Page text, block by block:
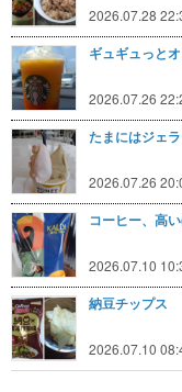
2026.07.28
ギュギュっと
2026.07.26
たまにはジェ
2026.07.26
コーヒー、高
2026.07.10
納豆チップス
2026.07.10